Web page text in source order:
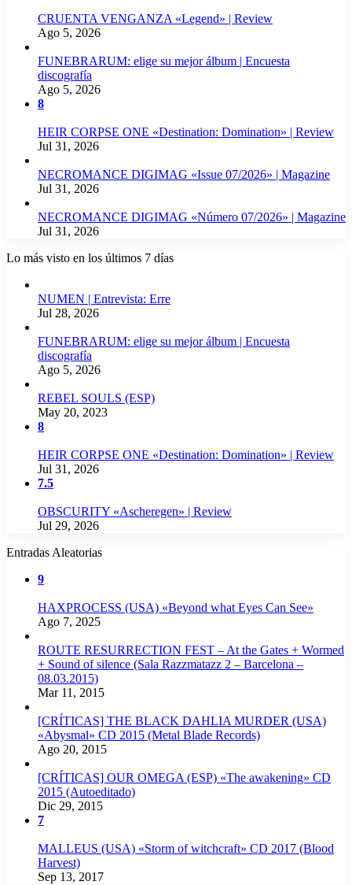
CRUENTA VENGANZA «Legend» | Review
Ago 5, 2026
FUNEBRARUM: elige su mejor álbum | Encuesta
discografía
Ago 5, 2026
8
HEIR CORPSE ONE «Destination: Domination» | Review
Jul 31, 2026
NECROMANCE DIGIMAG «Issue 07/2026» | Magazine
Jul 31, 2026
NECROMANCE DIGIMAG «Número 07/2026» | Magazine
Jul 31, 2026
Lo más visto en los últimos 7 días
NUMEN | Entrevista: Erre
Jul 28, 2026
FUNEBRARUM: elige su mejor álbum | Encuesta
discografía
Ago 5, 2026
REBEL SOULS (ESP)
May 20, 2023
8
HEIR CORPSE ONE «Destination: Domination» | Review
Jul 31, 2026
7.5
OBSCURITY «Ascheregen» | Review
Jul 29, 2026
Entradas Aleatorias
9
HAXPROCESS (USA) «Beyond what Eyes Can See»
Ago 7, 2025
ROUTE RESURRECTION FEST – At the Gates + Wormed
+ Sound of silence (Sala Razzmatazz 2 – Barcelona –
08.03.2015)
Mar 11, 2015
[CRÍTICAS] THE BLACK DAHLIA MURDER (USA)
«Abysmal» CD 2015 (Metal Blade Records)
Ago 20, 2015
[CRÍTICAS] OUR OMEGA (ESP) «The awakening» CD
2015 (Autoeditado)
Dic 29, 2015
7
MALLEUS (USA) «Storm of witchcraft» CD 2017 (Blood
Harvest)
Sep 13, 2017